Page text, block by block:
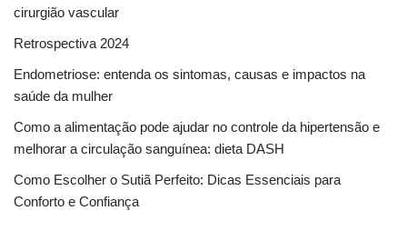
cirurgião vascular
Retrospectiva 2024
Endometriose: entenda os sintomas, causas e impactos na
saúde da mulher
Como a alimentação pode ajudar no controle da hipertensão e
melhorar a circulação sanguínea: dieta DASH
Como Escolher o Sutiã Perfeito: Dicas Essenciais para
Conforto e Confiança